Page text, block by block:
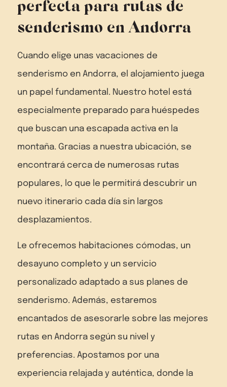
perfecta para rutas de
senderismo en Andorra
Cuando elige unas vacaciones de
senderismo en Andorra, el alojamiento juega
un papel fundamental. Nuestro hotel está
especialmente preparado para huéspedes
que buscan una escapada activa en la
montaña. Gracias a nuestra ubicación, se
encontrará cerca de numerosas rutas
populares, lo que le permitirá descubrir un
nuevo itinerario cada día sin largos
desplazamientos.
Le ofrecemos habitaciones cómodas, un
desayuno completo y un servicio
personalizado adaptado a sus planes de
senderismo. Además, estaremos
encantados de asesorarle sobre las mejores
rutas en Andorra según su nivel y
preferencias. Apostamos por una
experiencia relajada y auténtica, donde la